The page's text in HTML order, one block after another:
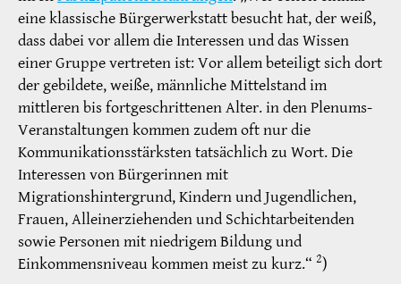
eine klassische Bürgerwerkstatt besucht hat, der weiß,
dass dabei vor allem die Interessen und das Wissen
einer Gruppe vertreten ist: Vor allem beteiligt sich dort
der gebildete, weiße, männliche Mittelstand im
mittleren bis fortgeschrittenen Alter. in den Plenums-
Veranstaltungen kommen zudem oft nur die
Kommunikationsstärksten tatsächlich zu Wort. Die
Interessen von Bürgerinnen mit
Migrationshintergrund, Kindern und Jugendlichen,
Frauen, Alleinerziehenden und Schichtarbeitenden
sowie Personen mit niedrigem Bildung und
Einkommensniveau kommen meist zu kurz.“ 2)